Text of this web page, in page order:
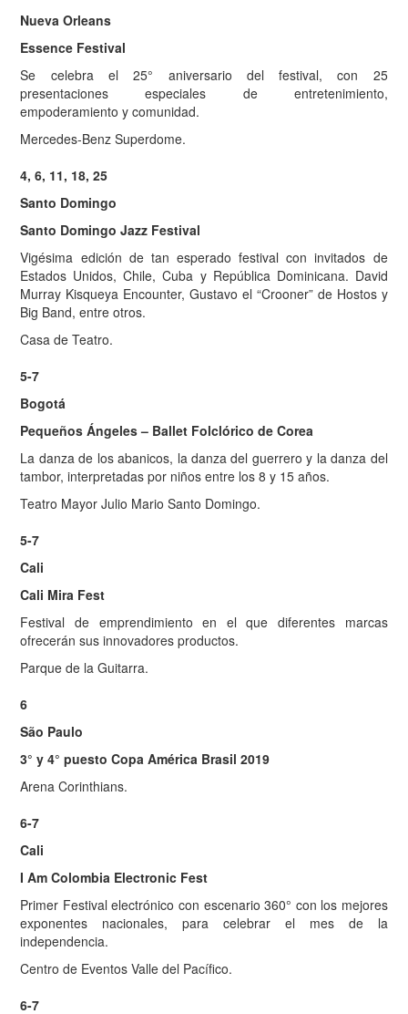
Nueva Orleans
Essence Festival
Se celebra el 25° aniversario del festival, con 25
presentaciones especiales de entretenimiento,
empoderamiento y comunidad.
Mercedes-Benz Superdome.
4, 6, 11, 18, 25
Santo Domingo
Santo Domingo Jazz Festival
Vigésima edición de tan esperado festival con invitados de
Estados Unidos, Chile, Cuba y República Dominicana. David
Murray Kisqueya Encounter, Gustavo el “Crooner” de Hostos y
Big Band, entre otros.
Casa de Teatro.
5-7
Bogotá
Pequeños Ángeles – Ballet Folclórico de Corea
La danza de los abanicos, la danza del guerrero y la danza del
tambor, interpretadas por niños entre los 8 y 15 años.
Teatro Mayor Julio Mario Santo Domingo.
5-7
Cali
Cali Mira Fest
Festival de emprendimiento en el que diferentes marcas
ofrecerán sus innovadores productos.
Parque de la Guitarra.
6
São Paulo
3° y 4° puesto Copa América Brasil 2019
Arena Corinthians.
6-7
Cali
I Am Colombia Electronic Fest
Primer Festival electrónico con escenario 360° con los mejores
exponentes nacionales, para celebrar el mes de la
independencia.
Centro de Eventos Valle del Pacífico.
6-7